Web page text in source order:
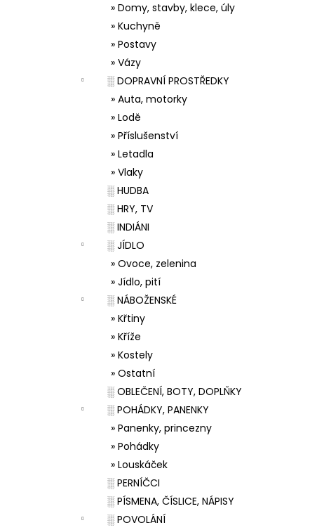
» Domy, stavby, klece, úly
» Kuchyně
» Postavy
» Vázy
░ DOPRAVNÍ PROSTŘEDKY
» Auta, motorky
» Lodě
» Příslušenství
» Letadla
» Vlaky
░ HUDBA
░ HRY, TV
░ INDIÁNI
░ JÍDLO
» Ovoce, zelenina
» Jídlo, pití
░ NÁBOŽENSKÉ
» Křtiny
» Kříže
» Kostely
» Ostatní
░ OBLEČENÍ, BOTY, DOPLŇKY
░ POHÁDKY, PANENKY
» Panenky, princezny
» Pohádky
» Louskáček
░ PERNÍČCI
░ PÍSMENA, ČÍSLICE, NÁPISY
░ POVOLÁNÍ